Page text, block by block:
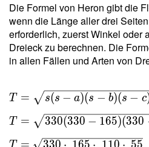
Die Formel von Heron gibt die
wenn die Länge aller drei
erforderlich, zuerst Winkel oder
Dreieck zu berechnen. Die
in allen Fällen und Arten von
T = \sqrt{
s(s-a)(s-b)
(s-c) } \ \\
T = \sqrt{
T = s(s − a)(s − b)(s − c
T = 330(330 − 165)(330